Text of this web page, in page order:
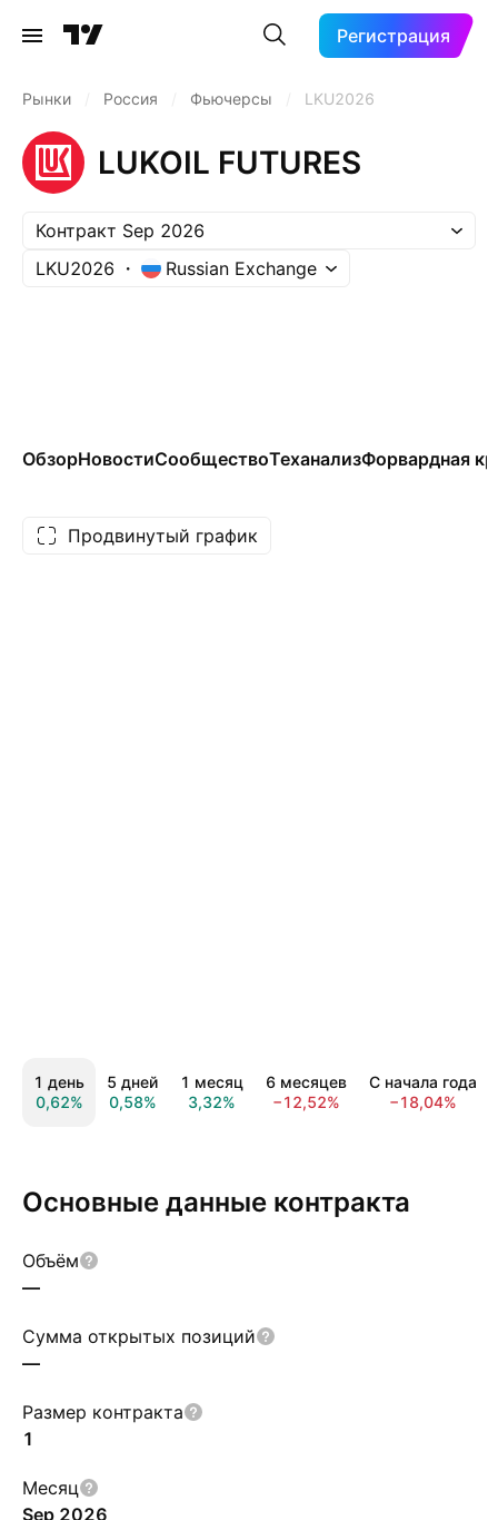
Регистрация
Рынки Россия Фьючерсы LKU2026
LUKOIL FUTURES
Контракт Sep 2026
LKU2026
Russian Exchange
ОбзорНовостиСообществоТеханализФорвардная
Продвинутый график
1 день
0,62%
5 дней
0,58%
1 месяц
3,32%
6 месяцев
−12,52%
С начала года
−18,04%
Основные данные контракта
Объём
—
Сумма открытых позиций
—
Размер контракта
1
Месяц
Sep 2026